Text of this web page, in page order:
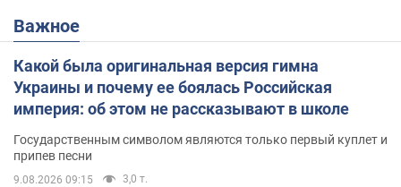
Важное
Какой была оригинальная версия гимна
Украины и почему ее боялась Российская
империя: об этом не рассказывают в школе
Государственным символом являются только первый куплет и
припев песни
9.08.2026 09:15 3,0 т.